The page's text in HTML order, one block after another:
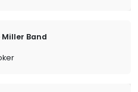
Miller Band